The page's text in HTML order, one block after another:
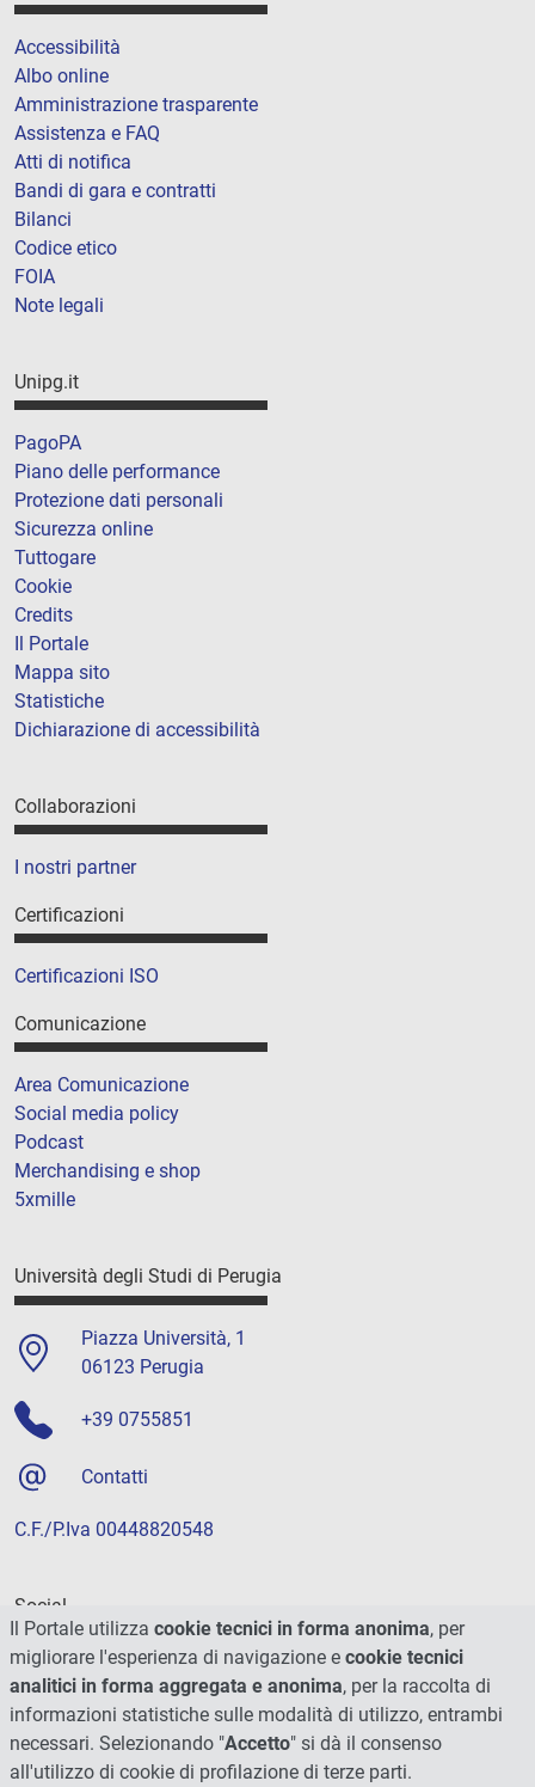
Accessibilità
Albo online
Amministrazione trasparente
Assistenza e FAQ
Atti di notifica
Bandi di gara e contratti
Bilanci
Codice etico
FOIA
Note legali
Unipg.it
PagoPA
Piano delle performance
Protezione dati personali
Sicurezza online
Tuttogare
Cookie
Credits
Il Portale
Mappa sito
Statistiche
Dichiarazione di accessibilità
Collaborazioni
I nostri partner
Certificazioni
Certificazioni ISO
Comunicazione
Area Comunicazione
Social media policy
Podcast
Merchandising e shop
5xmille
Università degli Studi di Perugia
Piazza Università, 1
06123 Perugia
+39 0755851
Contatti
C.F./P.Iva 00448820548
Social
Il Portale utilizza cookie tecnici in forma anonima, per
migliorare l'esperienza di navigazione e cookie tecnici
analitici in forma aggregata e anonima, per la raccolta di
informazioni statistiche sulle modalità di utilizzo, entrambi
necessari. Selezionando "Accetto" si dà il consenso
all'utilizzo di cookie di profilazione di terze parti.